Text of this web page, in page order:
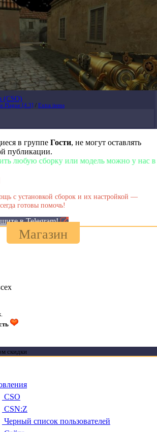
(CSO)
Plague [4.3] / Extra items
в группе Гости, не могут оставлять
публикации.
сборку или модель можно у нас в
с установкой сборок и их настройкой —
готовы помочь!
в Telegram!
Магазин
скидки
CSO
CSN:Z
Черный список пользователей